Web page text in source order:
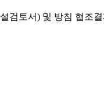
검토서) 및 방침 협조